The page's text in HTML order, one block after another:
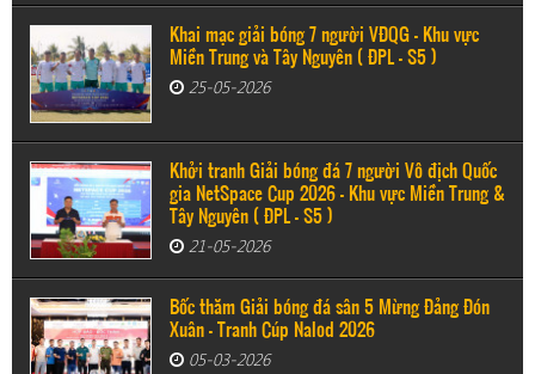
Khai mạc giải bóng 7 người VĐQG - Khu vực
Miền Trung và Tây Nguyên ( ĐPL - S5 )
25-05-2026
Khởi tranh Giải bóng đá 7 người Vô địch Quốc
gia NetSpace Cup 2026 – Khu vực Miền Trung &
Tây Nguyên ( ĐPL - S5 )
21-05-2026
Bốc thăm Giải bóng đá sân 5 Mừng Đảng Đón
Xuân - Tranh Cúp Nalod 2026
05-03-2026